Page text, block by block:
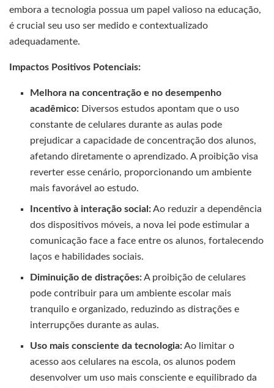
embora a tecnologia possua um papel valioso na educação,
é crucial seu uso ser medido e contextualizado
adequadamente.
Impactos Positivos Potenciais:
Melhora na concentração e no desempenho
acadêmico: Diversos estudos apontam que o uso
constante de celulares durante as aulas pode
prejudicar a capacidade de concentração dos alunos,
afetando diretamente o aprendizado. A proibição visa
reverter esse cenário, proporcionando um ambiente
mais favorável ao estudo.
Incentivo à interação social:Ao reduzir a dependência
dos dispositivos móveis, a nova lei pode estimular a
comunicação face a face entre os alunos, fortalecendo
laços e habilidades sociais.
Diminuição de distrações:A proibição de celulares
pode contribuir para um ambiente escolar mais
tranquilo e organizado, reduzindo as distrações e
interrupções durante as aulas.
Uso mais consciente da tecnologia:Ao limitar o
acesso aos celulares na escola, os alunos podem
desenvolver um uso mais consciente e equilibrado da